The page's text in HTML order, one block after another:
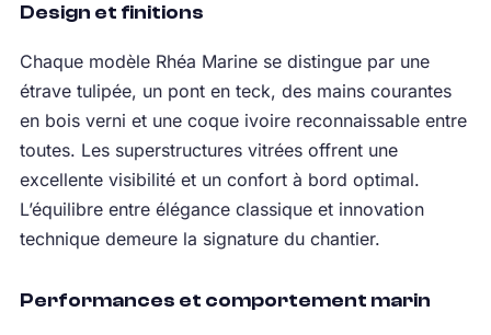
Design et finitions
Chaque modèle Rhéa Marine se distingue par une
étrave tulipée, un pont en teck, des mains courantes
en bois verni et une coque ivoire reconnaissable entre
toutes. Les superstructures vitrées offrent une
excellente visibilité et un confort à bord optimal.
L’équilibre entre élégance classique et innovation
technique demeure la signature du chantier.
Performances et comportement marin